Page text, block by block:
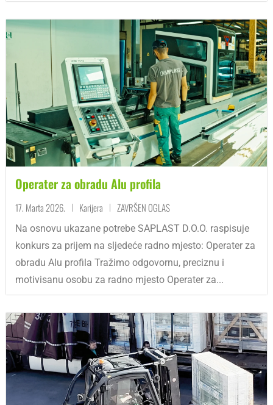
Operater za obradu Alu profila
17. Marta 2026. | Karijera | ZAVRŠEN OGLAS
Na osnovu ukazane potrebe SAPLAST D.O.O. raspisuje
konkurs za prijem na sljedeće radno mjesto: Operater za
obradu Alu profila Tražimo odgovornu, preciznu i
motivisanu osobu za radno mjesto Operater za...